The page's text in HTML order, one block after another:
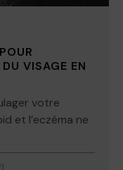
VISAGE EN
votre
et l’eczéma ne